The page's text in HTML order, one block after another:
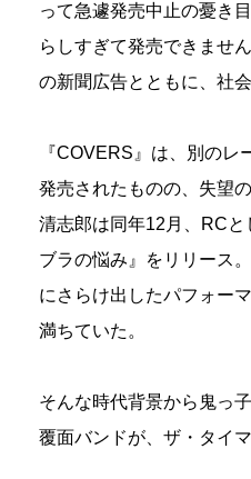
って急遽発売中止の憂き
らしすぎて発売できませ
の新聞広告とともに、社
『COVERS』は、別のレ
発売されたものの、失望
清志郎は同年12月、RCと
ブラの悩み』をリリース
にさらけ出したパフォー
満ちていた。
そんな時代背景から鬼っ
覆面バンドが、ザ・タイ